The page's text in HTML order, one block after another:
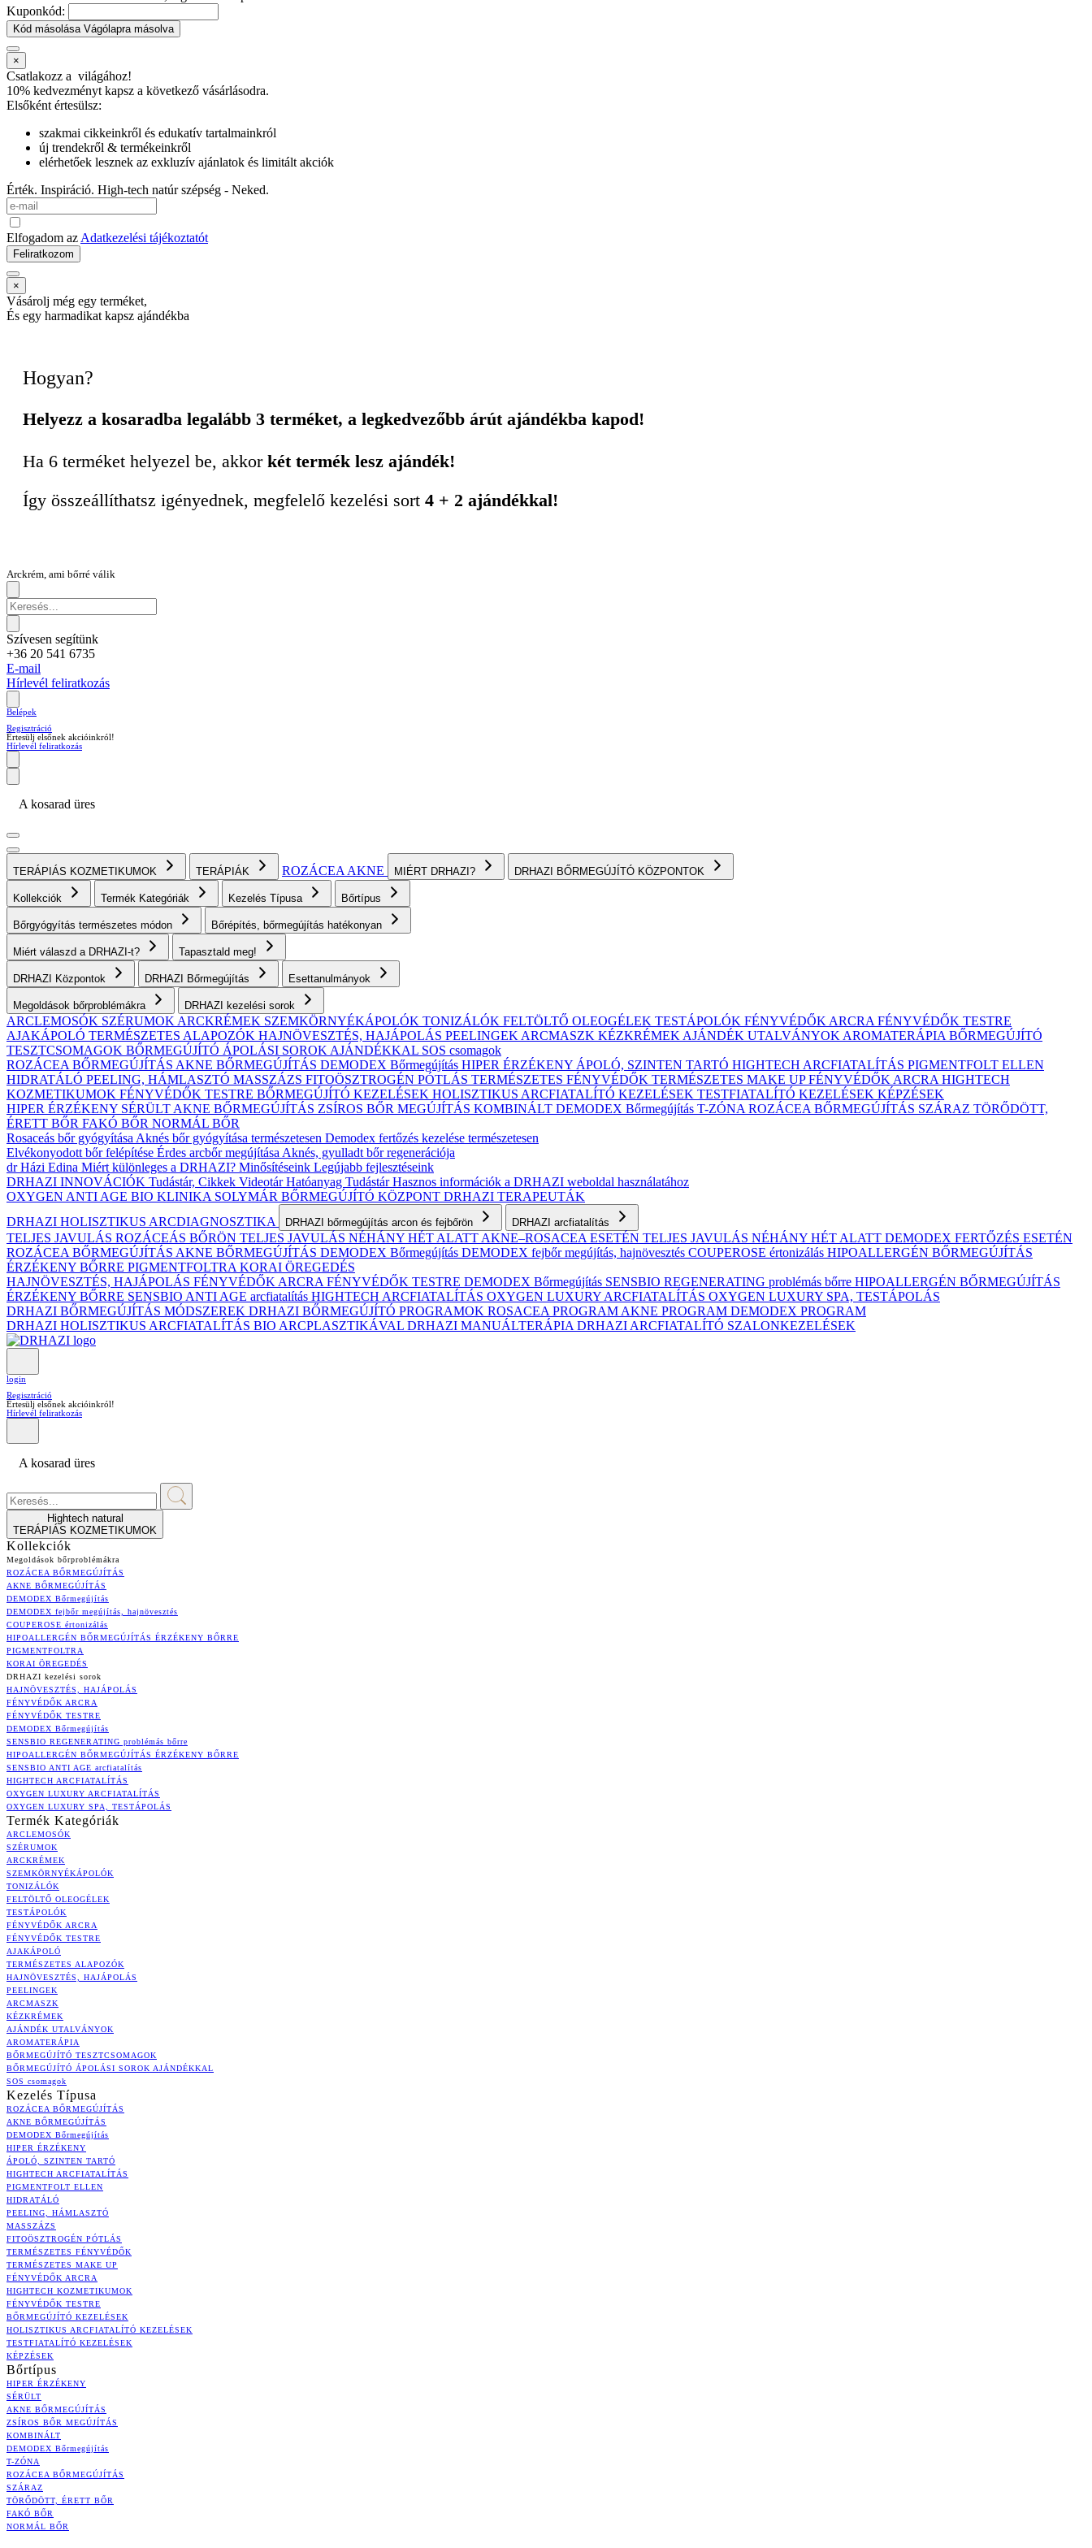
Kuponkód:
Kód másolása Vágólapra másolva
×
Csatlakozz a világához!
10% kedvezményt kapsz a következő vásárlásodra.
Elsőként értesülsz:
szakmai cikkeinkről és edukatív tartalmainkról
új trendekről & termékeinkről
elérhetőek lesznek az exkluzív ajánlatok és limitált akciók
Érték. Inspiráció. High-tech natúr szépség - Neked.
Elfogadom az Adatkezelési tájékoztatót
Feliratkozom
×
Vásárolj még egy terméket,
És egy harmadikat kapsz ajándékba
Hogyan?
Helyezz a kosaradba legalább 3 terméket, a legkedvezőbb árút ajándékba kapod!
Ha 6 terméket helyezel be, akkor két termék lesz ajándék!
Így összeállíthatsz igényednek, megfelelő kezelési sort 4 + 2 ajándékkal!
Arckrém, ami bőrré válik
Szívesen segítünk
+36 20 541 6735
E-mail
Hírlevél feliratkozás
Belépek
Regisztráció
Értesülj elsőnek akcióinkról!
Hírlevél feliratkozás
A kosarad üres
TERÁPIÁS KOZMETIKUMOK TERÁPIÁK ROZÁCEA AKNE MIÉRT DRHAZI? DRHAZI BŐRMEGÚJÍTÓ KÖZPONTOK
Kollekciók Termék Kategóriák Kezelés Típusa Bőrtípus
Bőrgyógyítás természetes módon Bőrépítés, bőrmegújítás hatékonyan
Miért válaszd a DRHAZI-t? Tapasztald meg!
DRHAZI Központok DRHAZI Bőrmegújítás Esettanulmányok
Megoldások bőrproblémákra DRHAZI kezelési sorok
ARCLEMOSÓK SZÉRUMOK ARCKRÉMEK SZEMKÖRNYÉKÁPOLÓK TONIZÁLÓK FELTÖLTŐ OLEOGÉLEK TESTÁPOLÓK FÉNYVÉDŐK ARCRA FÉNYVÉDŐK TESTRE
AJAKÁPOLÓ TERMÉSZETES ALAPOZÓK HAJNÖVESZTÉS, HAJÁPOLÁS PEELINGEK ARCMASZK KÉZKRÉMEK AJÁNDÉK UTALVÁNYOK AROMATERÁPIA BŐRMEGÚJÍTÓ
TESZTCSOMAGOK BŐRMEGÚJÍTÓ ÁPOLÁSI SOROK AJÁNDÉKKAL SOS csomagok
ROZÁCEA BŐRMEGÚJÍTÁS AKNE BŐRMEGÚJÍTÁS DEMODEX Bőrmegújítás HIPER ÉRZÉKENY ÁPOLÓ, SZINTEN TARTÓ HIGHTECH ARCFIATALÍTÁS PIGMENTFOLT ELLEN
HIDRATÁLÓ PEELING, HÁMLASZTÓ MASSZÁZS FITOÖSZTROGÉN PÓTLÁS TERMÉSZETES FÉNYVÉDŐK TERMÉSZETES MAKE UPFÉNYVÉDŐK ARCRA HIGHTECH
KOZMETIKUMOK FÉNYVÉDŐK TESTRE BŐRMEGÚJÍTÓ KEZELÉSEK HOLISZTIKUS ARCFIATALÍTÓ KEZELÉSEK TESTFIATALÍTÓ KEZELÉSEK KÉPZÉSEK
HIPER ÉRZÉKENY SÉRÜLT AKNE BŐRMEGÚJÍTÁS ZSÍROS BŐR MEGÚJÍTÁS KOMBINÁLT DEMODEX Bőrmegújítás T-ZÓNA ROZÁCEA BŐRMEGÚJÍTÁS SZÁRAZ TÖRŐDÖTT,
ÉRETT BŐR FAKÓ BŐR NORMÁL BŐR
Rosaceás bőr gyógyítása Aknés bőr gyógyítása természetesen Demodex fertőzés kezelése természetesen
Elvékonyodott bőr felépítése Érdes arcbőr megújítása Aknés, gyulladt bőr regenerációja
dr Házi Edina Miért különleges a DRHAZI? Minősítéseink Legújabb fejlesztéseink
DRHAZI INNOVÁCIÓK Tudástár, Cikkek VideotárHatóanyag TudástárHasznos információk a DRHAZI weboldal használatához
OXYGEN ANTI AGE BIO KLINIKA SOLYMÁR BŐRMEGÚJÍTÓ KÖZPONT DRHAZI TERAPEUTÁK
DRHAZI HOLISZTIKUS ARCDIAGNOSZTIKA
DRHAZI bőrmegújítás arcon és fejbőrön DRHAZI arcfiatalítás
TELJES JAVULÁS ROZÁCEÁS BŐRÖN TELJES JAVULÁS NÉHÁNY HÉT ALATT AKNE–ROSACEA ESETÉN TELJES JAVULÁS NÉHÁNY HÉT ALATT DEMODEX FERTŐZÉS ESETÉN
ROZÁCEA BŐRMEGÚJÍTÁS AKNE BŐRMEGÚJÍTÁS DEMODEX Bőrmegújítás DEMODEX fejbőr megújítás, hajnövesztés COUPEROSE értonizálás HIPOALLERGÉN BŐRMEGÚJÍTÁS
ÉRZÉKENY BŐRRE PIGMENTFOLTRA KORAI ÖREGEDÉS
HAJNÖVESZTÉS, HAJÁPOLÁS FÉNYVÉDŐK ARCRA FÉNYVÉDŐK TESTRE DEMODEX Bőrmegújítás SENSBIO REGENERATING problémás bőrre HIPOALLERGÉN BŐRMEGÚJÍTÁS
ÉRZÉKENY BŐRRE SENSBIO ANTI AGE arcfiatalítás HIGHTECH ARCFIATALÍTÁS OXYGEN LUXURY ARCFIATALÍTÁS OXYGEN LUXURY SPA, TESTÁPOLÁS
DRHAZI BŐRMEGÚJÍTÁS MÓDSZEREK DRHAZI BŐRMEGÚJÍTÓ PROGRAMOK ROSACEA PROGRAM AKNE PROGRAM DEMODEX PROGRAM
DRHAZI HOLISZTIKUS ARCFIATALÍTÁS BIO ARCPLASZTIKÁVAL DRHAZI MANUÁLTERÁPIA DRHAZI ARCFIATALÍTÓ SZALONKEZELÉSEK
login
Regisztráció
Értesülj elsőnek akcióinkról!
Hírlevél feliratkozás
A kosarad üres
Hightech natural
TERÁPIÁS KOZMETIKUMOK
Kollekciók
Megoldások bőrproblémákra
ROZÁCEA BŐRMEGÚJÍTÁS
AKNE BŐRMEGÚJÍTÁS
DEMODEX Bőrmegújítás
DEMODEX fejbőr megújítás, hajnövesztés
COUPEROSE értonizálás
HIPOALLERGÉN BŐRMEGÚJÍTÁS ÉRZÉKENY BŐRRE
PIGMENTFOLTRA
KORAI ÖREGEDÉS
DRHAZI kezelési sorok
HAJNÖVESZTÉS, HAJÁPOLÁS
FÉNYVÉDŐK ARCRA
FÉNYVÉDŐK TESTRE
DEMODEX Bőrmegújítás
SENSBIO REGENERATING problémás bőrre
HIPOALLERGÉN BŐRMEGÚJÍTÁS ÉRZÉKENY BŐRRE
SENSBIO ANTI AGE arcfiatalítás
HIGHTECH ARCFIATALÍTÁS
OXYGEN LUXURY ARCFIATALÍTÁS
OXYGEN LUXURY SPA, TESTÁPOLÁS
Termék Kategóriák
ARCLEMOSÓK
SZÉRUMOK
ARCKRÉMEK
SZEMKÖRNYÉKÁPOLÓK
TONIZÁLÓK
FELTÖLTŐ OLEOGÉLEK
TESTÁPOLÓK
FÉNYVÉDŐK ARCRA
FÉNYVÉDŐK TESTRE
AJAKÁPOLÓ
TERMÉSZETES ALAPOZÓK
HAJNÖVESZTÉS, HAJÁPOLÁS
PEELINGEK
ARCMASZK
KÉZKRÉMEK
AJÁNDÉK UTALVÁNYOK
AROMATERÁPIA
BŐRMEGÚJÍTÓ TESZTCSOMAGOK
BŐRMEGÚJÍTÓ ÁPOLÁSI SOROK AJÁNDÉKKAL
SOS csomagok
Kezelés Típusa
ROZÁCEA BŐRMEGÚJÍTÁS
AKNE BŐRMEGÚJÍTÁS
DEMODEX Bőrmegújítás
HIPER ÉRZÉKENY
ÁPOLÓ, SZINTEN TARTÓ
HIGHTECH ARCFIATALÍTÁS
PIGMENTFOLT ELLEN
HIDRATÁLÓ
PEELING, HÁMLASZTÓ
MASSZÁZS
FITOÖSZTROGÉN PÓTLÁS
TERMÉSZETES FÉNYVÉDŐK
TERMÉSZETES MAKE UP
FÉNYVÉDŐK ARCRA
HIGHTECH KOZMETIKUMOK
FÉNYVÉDŐK TESTRE
BŐRMEGÚJÍTÓ KEZELÉSEK
HOLISZTIKUS ARCFIATALÍTÓ KEZELÉSEK
TESTFIATALÍTÓ KEZELÉSEK
KÉPZÉSEK
Bőrtípus
HIPER ÉRZÉKENY
SÉRÜLT
AKNE BŐRMEGÚJÍTÁS
ZSÍROS BŐR MEGÚJÍTÁS
KOMBINÁLT
DEMODEX Bőrmegújítás
T-ZÓNA
ROZÁCEA BŐRMEGÚJÍTÁS
SZÁRAZ
TÖRŐDÖTT, ÉRETT BŐR
FAKÓ BŐR
NORMÁL BŐR